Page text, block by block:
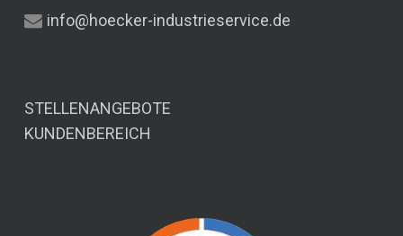
info@hoecker-industrieservice.de
STELLENANGEBOTE
KUNDENBEREICH